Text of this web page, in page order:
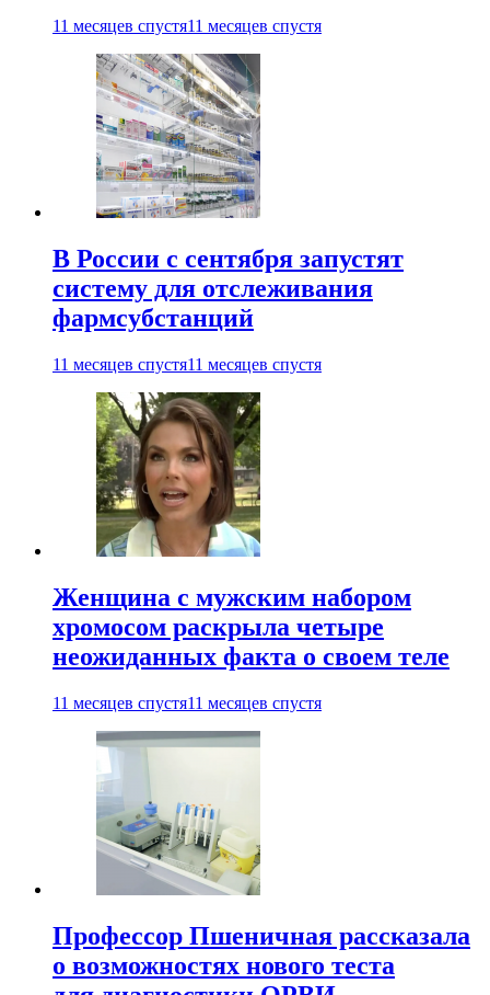
11 месяцев спустя11 месяцев спустя
В России с сентября запустят
систему для отслеживания
фармсубстанций
11 месяцев спустя11 месяцев спустя
Женщина с мужским набором
хромосом раскрыла четыре
неожиданных факта о своем теле
11 месяцев спустя11 месяцев спустя
Профессор Пшеничная рассказала
о возможностях нового теста